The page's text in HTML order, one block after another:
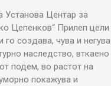
Установа Центар за
Цепенков“ Прилеп цели
го создава, чува и негува
наследство, вткаено
подем, во растот на
покажува и